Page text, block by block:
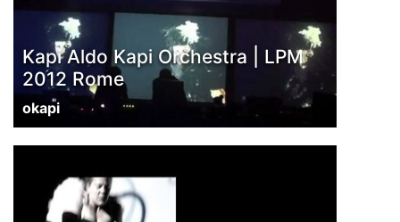
Kapi Aldo Kapi Orchestra | LPM
2012 Rome
okapi